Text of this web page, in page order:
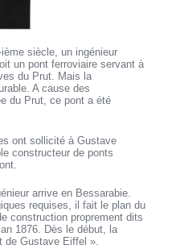
siècle, un ingénieur
un pont ferroviaire servant à
du Prut. Mais la
A cause des
du Prut, ce pont a été
ont sollicité à Gustave
constructeur de ponts
arrive en Bessarabie.
requises, il fait le plan du
construction proprement dits
1876. Dès le début, la
de Gustave Eiffel ».